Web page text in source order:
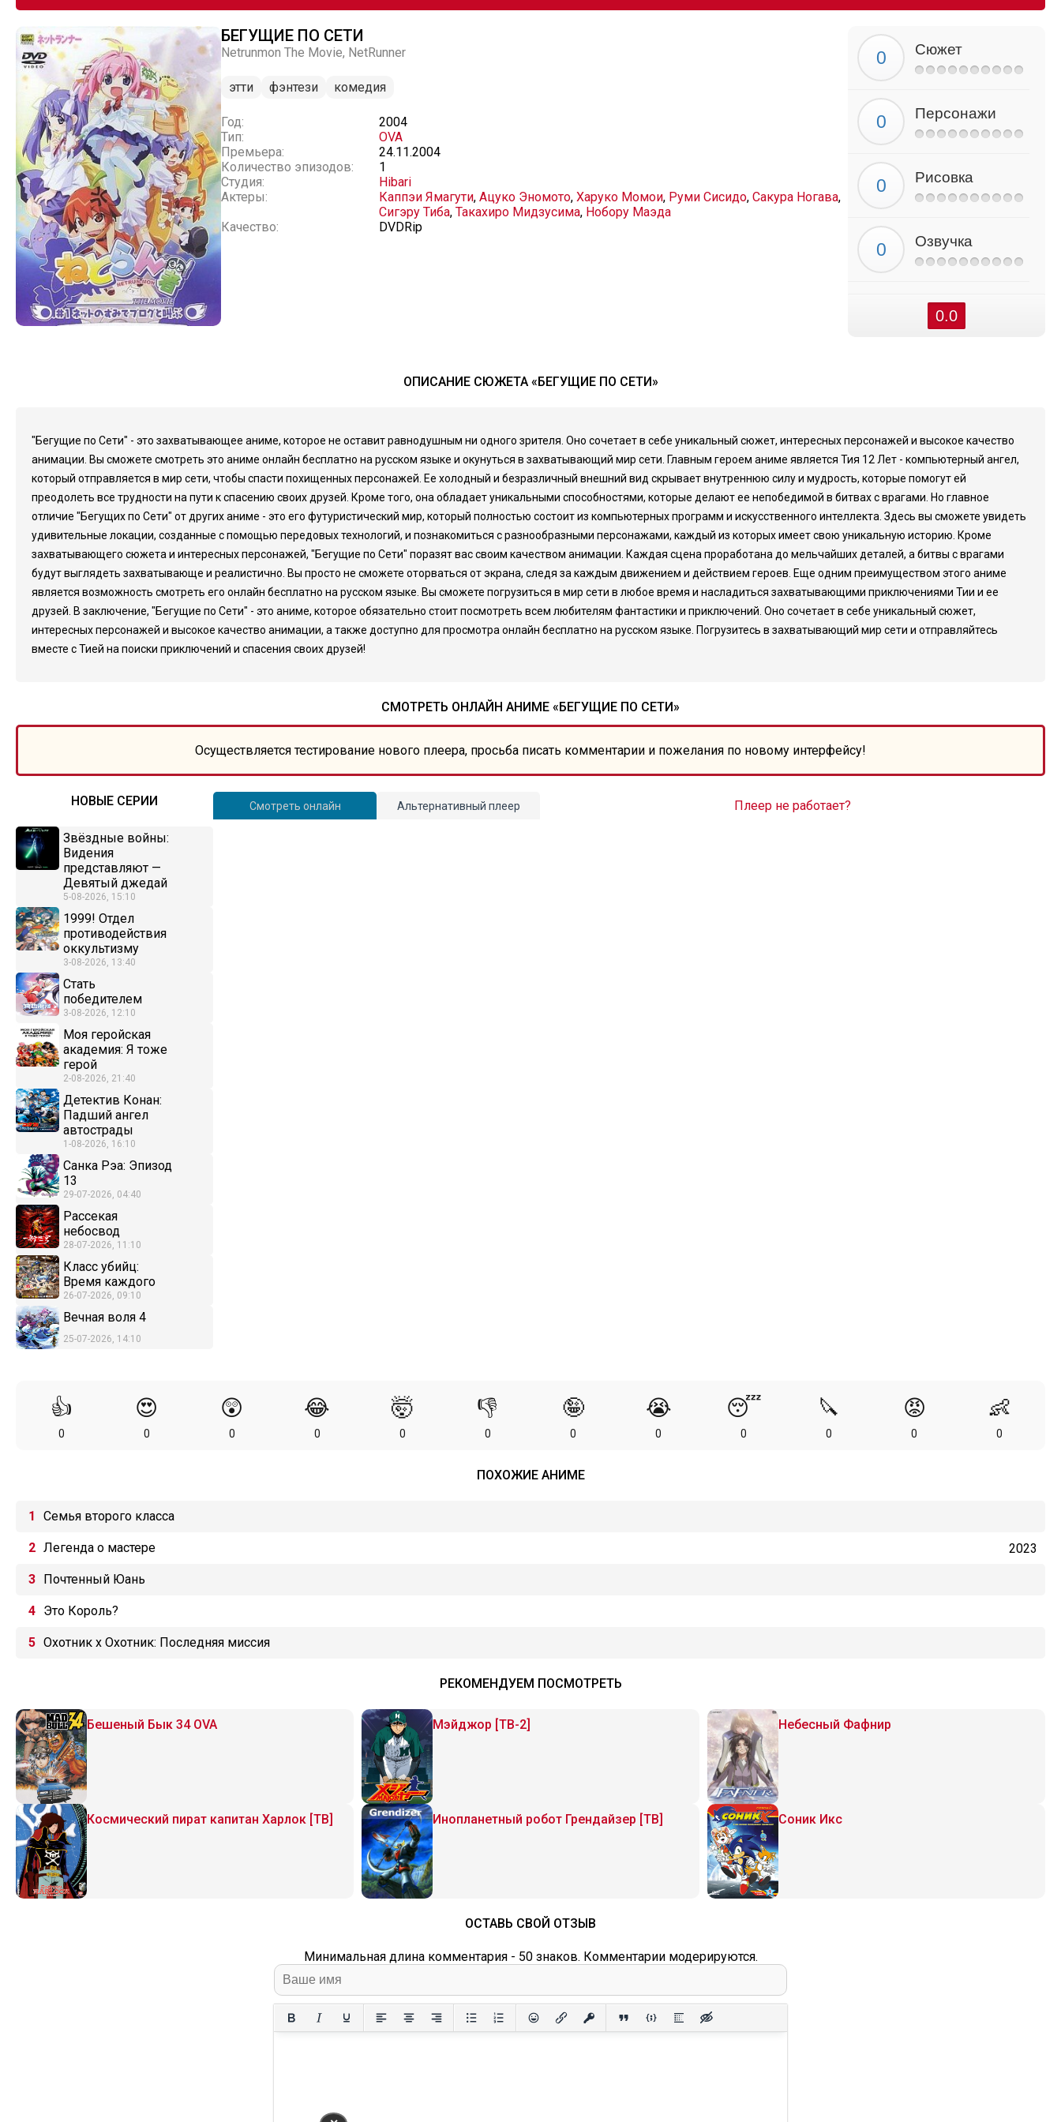
БЕГУЩИЕ ПО СЕТИ
Netrunmon The Movie, NetRunner
этти фэнтези комедия
Год:
2004
Тип:
OVA
Премьера:
24.11.2004
Количество эпизодов:
1
Студия:
Hibari
Актеры:
Каппэи Ямагути, Ацуко Эномото, Харуко Момои, Руми Сисидо, Сакура Ногава,
Сигэру Тиба, Такахиро Мидзусима, Нобору Маэда
Качество:
DVDRip
Сюжет
Персонажи
Рисовка
Озвучка
0.0
ОПИСАНИЕ СЮЖЕТА «БЕГУЩИЕ ПО СЕТИ»
"Бегущие по Сети" - это захватывающее аниме, которое не оставит равнодушным ни одного зрителя. Оно сочетает в себе уникальный сюжет, интересных персонажей и высокое качество
анимации. Вы сможете смотреть это аниме онлайн бесплатно на русском языке и окунуться в захватывающий мир сети. Главным героем аниме является Тия 12 Лет - компьютерный ангел,
который отправляется в мир сети, чтобы спасти похищенных персонажей. Ее холодный и безразличный внешний вид скрывает внутреннюю силу и мудрость, которые помогут ей
преодолеть все трудности на пути к спасению своих друзей. Кроме того, она обладает уникальными способностями, которые делают ее непобедимой в битвах с врагами. Но главное
отличие "Бегущих по Сети" от других аниме - это его футуристический мир, который полностью состоит из компьютерных программ и искусственного интеллекта. Здесь вы сможете увидеть
удивительные локации, созданные с помощью передовых технологий, и познакомиться с разнообразными персонажами, каждый из которых имеет свою уникальную историю. Кроме
захватывающего сюжета и интересных персонажей, "Бегущие по Сети" поразят вас своим качеством анимации. Каждая сцена проработана до мельчайших деталей, а битвы с врагами
будут выглядеть захватывающе и реалистично. Вы просто не сможете оторваться от экрана, следя за каждым движением и действием героев. Еще одним преимуществом этого аниме
является возможность смотреть его онлайн бесплатно на русском языке. Вы сможете погрузиться в мир сети в любое время и насладиться захватывающими приключениями Тии и ее
друзей. В заключение, "Бегущие по Сети" - это аниме, которое обязательно стоит посмотреть всем любителям фантастики и приключений. Оно сочетает в себе уникальный сюжет,
интересных персонажей и высокое качество анимации, а также доступно для просмотра онлайн бесплатно на русском языке. Погрузитесь в захватывающий мир сети и отправляйтесь
вместе с Тией на поиски приключений и спасения своих друзей!
СМОТРЕТЬ ОНЛАЙН АНИМЕ «БЕГУЩИЕ ПО СЕТИ»
Осуществляется тестирование нового плеера, просьба писать комментарии и пожелания по новому интерфейсу!
НОВЫЕ СЕРИИ
Звёздные войны:
Видения
представляют —
Девятый джедай
5-08-2026, 15:10
1999! Отдел
противодействия
оккультизму
3-08-2026, 13:40
Стать
победителем
3-08-2026, 12:10
Моя геройская
академия: Я тоже
герой
2-08-2026, 21:40
Детектив Конан:
Падший ангел
автострады
1-08-2026, 16:10
Санка Рэа: Эпизод
13
29-07-2026, 04:40
Рассекая
небосвод
28-07-2026, 11:10
Класс убийц:
Время каждого
26-07-2026, 09:10
Вечная воля 4
25-07-2026, 14:10
Смотреть онлайн Альтернативный плеер Плеер не работает?
👍
0
😍
0
😲
0
😂
0
🤯
0
👎
0
🤪
0
😭
0
😴
0
🔪
0
😡
0
👶
0
ПОХОЖИЕ АНИМЕ
Семья второго класса
Легенда о мастере 2023
Почтенный Юань
Это Король?
Охотник х Охотник: Последняя миссия
РЕКОМЕНДУЕМ ПОСМОТРЕТЬ
Бешеный Бык 34 OVA Мэйджор [ТВ-2] Небесный Фафнир
Космический пират капитан Харлок [ТВ] Инопланетный робот Грендайзер [ТВ] Соник Икс
ОСТАВЬ СВОЙ ОТЗЫВ
Минимальная длина комментария - 50 знаков. Комментарии модерируются.